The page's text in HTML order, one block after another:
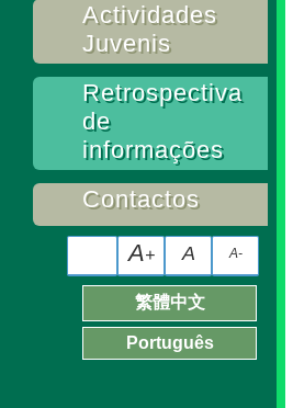
Actividades
Juvenis
Retrospectiva
de
informações
Contactos
A-
A
A+
繁體中文
Português